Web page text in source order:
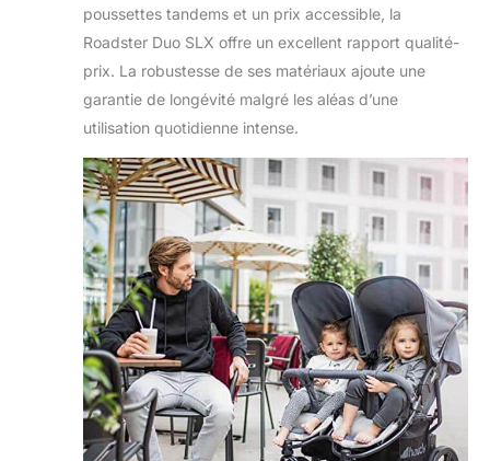
sécurité
européenne EN
poussettes tandems et un prix accessible, la
Roadster Duo SLX offre un excellent rapport qualité-
prix. La robustesse de ses matériaux ajoute une
garantie de longévité malgré les aléas d’une
utilisation quotidienne intense.